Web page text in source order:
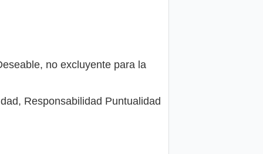
no excluyente para la
Responsabilidad Puntualidad